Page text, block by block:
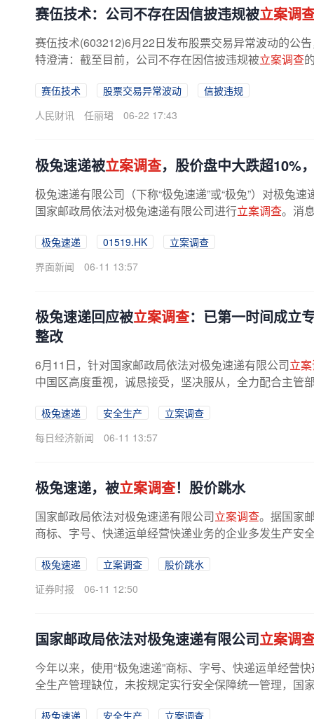
赛伍技术：公司不存在因信披违规被立案调
赛伍技术(603212)6月22日发布股票交易异常波动的公
特澄清：截至目前，公司不存在因信披违规被立案调查
赛伍技术 股票交易异常波动
信披违规
人民财讯
任丽珺 06-22 17:43
极兔速递被立案调查，股价盘中大跌超10%
极兔速递有限公司（下称“极兔速递”或“极兔”）对极兔
国家邮政局依法对极兔速递有限公司进行立案调查。消
极兔速递 01519.HK
立案调查
界面新闻
06-11 13:57
极兔速递回应被立案调查：已第一时间成立
整改
6月11日，针对国家邮政局依法对极兔速递有限公司立
中国区高度重视，诚恳接受，坚决服从，全力配合主管
极兔速递 安全生产
立案调查
每日经济新闻
06-11 13:57
极兔速递，被立案调查！股价跳水
国家邮政局依法对极兔速递有限公司立案调查。据国家
商标、字号、快递运单经营快递业务的企业多发生产安
极兔速递 立案调查
股价跳水
证券时报
06-11 12:50
国家邮政局依法对极兔速递有限公司立案调
今年以来，使用“极兔速递”商标、字号、快递运单经营
全生产管理缺位，未按规定实行安全保障统一管理，国
极兔速递 安全生产
立案调查